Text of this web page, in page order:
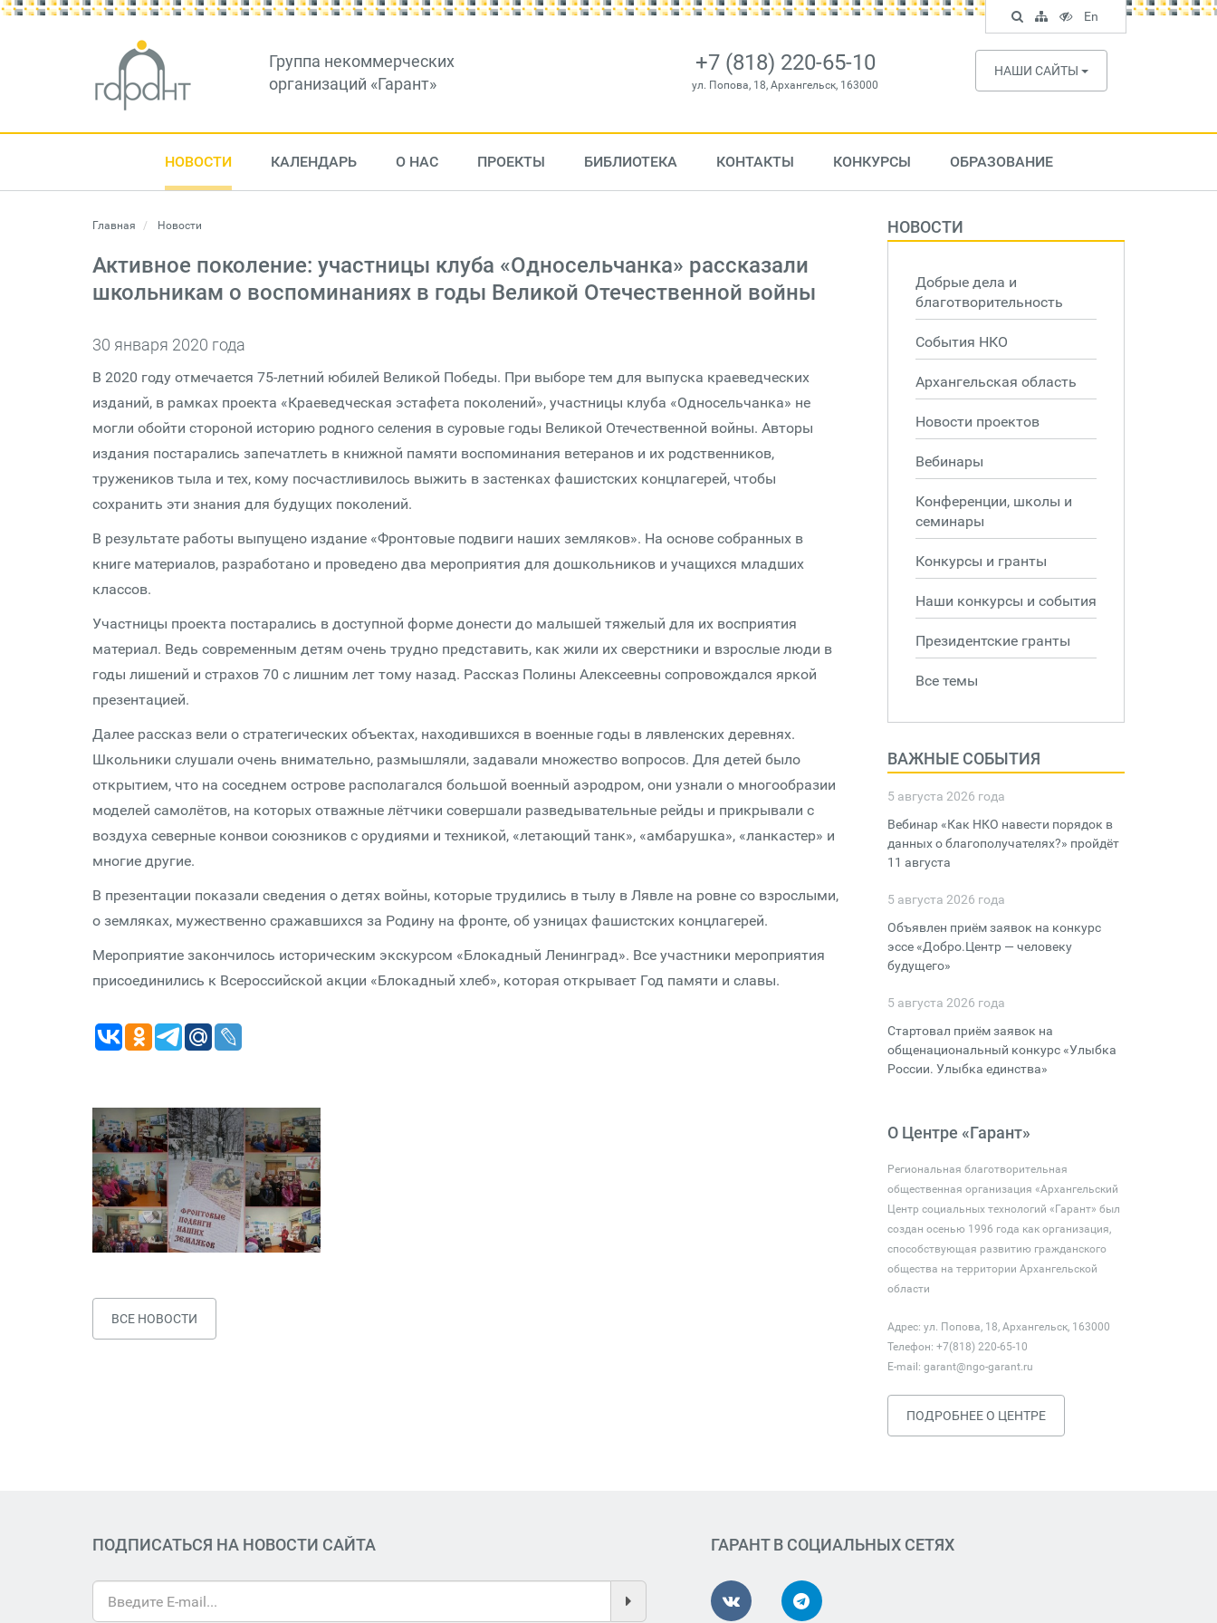
Группа некоммерческих
организаций «Гарант»
+7 (818) 220-65-10
ул. Попова, 18, Архангельск, 163000
НАШИ САЙТЫ
НОВОСТИ КАЛЕНДАРЬ О НАС ПРОЕКТЫ БИБЛИОТЕКА КОНТАКТЫ КОНКУРСЫ ОБРАЗОВАНИЕ
Главная Новости
Активное поколение: участницы клуба «Односельчанка» рассказали
школьникам о воспоминаниях в годы Великой Отечественной войны
30 января 2020 года
В 2020 году отмечается 75-летний юбилей Великой Победы. При выборе тем для выпуска краеведческих
изданий, в рамках проекта «Краеведческая эстафета поколений», участницы клуба «Односельчанка» не
могли обойти стороной историю родного селения в суровые годы Великой Отечественной войны. Авторы
издания постарались запечатлеть в книжной памяти воспоминания ветеранов и их родственников,
тружеников тыла и тех, кому посчастливилось выжить в застенках фашистских концлагерей, чтобы
сохранить эти знания для будущих поколений.
В результате работы выпущено издание «Фронтовые подвиги наших земляков». На основе собранных в
книге материалов, разработано и проведено два мероприятия для дошкольников и учащихся младших
классов.
Участницы проекта постарались в доступной форме донести до малышей тяжелый для их восприятия
материал. Ведь современным детям очень трудно представить, как жили их сверстники и взрослые люди в
годы лишений и страхов 70 с лишним лет тому назад. Рассказ Полины Алексеевны сопровождался яркой
презентацией.
Далее рассказ вели о стратегических объектах, находившихся в военные годы в лявленских деревнях.
Школьники слушали очень внимательно, размышляли, задавали множество вопросов. Для детей было
открытием, что на соседнем острове располагался большой военный аэродром, они узнали о многообразии
моделей самолётов, на которых отважные лётчики совершали разведывательные рейды и прикрывали с
воздуха северные конвои союзников с орудиями и техникой, «летающий танк», «амбарушка», «ланкастер» и
многие другие.
В презентации показали сведения о детях войны, которые трудились в тылу в Лявле на ровне со взрослыми,
о земляках, мужественно сражавшихся за Родину на фронте, об узницах фашистских концлагерей.
Мероприятие закончилось историческим экскурсом «Блокадный Ленинград». Все участники мероприятия
присоединились к Всероссийской акции «Блокадный хлеб», которая открывает Год памяти и славы.
ВСЕ НОВОСТИ
НОВОСТИ
Добрые дела и
благотворительность
События НКО
Архангельская область
Новости проектов
Вебинары
Конференции, школы и
семинары
Конкурсы и гранты
Наши конкурсы и события
Президентские гранты
Все темы
ВАЖНЫЕ СОБЫТИЯ
5 августа 2026 года
Вебинар «Как НКО навести порядок в
данных о благополучателях?» пройдёт
11 августа
5 августа 2026 года
Объявлен приём заявок на конкурс
эссе «Добро.Центр — человеку
будущего»
5 августа 2026 года
Стартовал приём заявок на
общенациональный конкурс «Улыбка
России. Улыбка единства»
О Центре «Гарант»
Региональная благотворительная
общественная организация «Архангельский
Центр социальных технологий «Гарант» был
создан осенью 1996 года как организация,
способствующая развитию гражданского
общества на территории Архангельской
области
Адрес: ул. Попова, 18, Архангельск, 163000
Телефон: +7(818) 220-65-10
E-mail: garant@ngo-garant.ru
ПОДРОБНЕЕ О ЦЕНТРЕ
ПОДПИСАТЬСЯ НА НОВОСТИ САЙТА ГАРАНТ В СОЦИАЛЬНЫХ СЕТЯХ
Поиск
по
сайту
Карта
сайта
Версия
для
слабовидящих
En
English